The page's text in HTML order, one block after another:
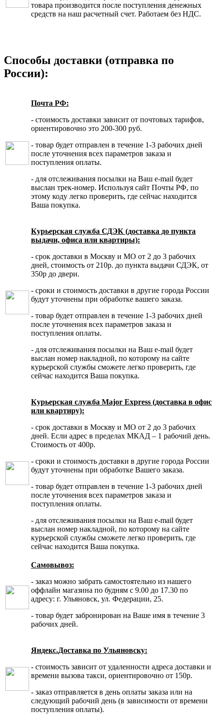
товара производится после поступления денежных
средств на наш расчетный счет. Работаем без НДС.
Способы доставки (отправка по
России):
Почта РФ:
- стоимость доставки зависит от почтовых тарифов,
ориентировочно это 200-300 руб.
- товар будет отправлен в течение 1-3 рабочих дней
после уточнения всех параметров заказа и
поступления оплаты.
- для отслеживания посылки на Ваш e-mail будет
выслан трек-номер. Используя сайт Почты РФ, по
этому коду легко проверить, где сейчас находится
Ваша покупка.
Курьерская служба СДЭК (доставка до пункта
выдачи, офиса или квартиры):
- срок доставки в Москву и МО от 2 до 3 рабочих
дней, стоимость от 210р. до пункта выдачи СДЭК, от
350р до двери.
- сроки и стоимость доставки в другие города России
будут уточнены при обработке вашего заказа.
- товар будет отправлен в течение 1-3 рабочих дней
после уточнения всех параметров заказа и
поступления оплаты.
- для отслеживания посылки на Ваш e-mail будет
выслан номер накладной, по которому на сайте
курьерской службы сможете легко проверить, где
сейчас находится Ваша покупка.
Курьерская служба Major Express (доставка в офис
или квартиру):
- срок доставки в Москву и МО от 2 до 3 рабочих
дней. Если адрес в пределах МКАД – 1 рабочий день.
Стоимость от 400р.
- сроки и стоимость доставки в другие города России
будут уточнены при обработке Вашего заказа.
- товар будет отправлен в течение 1-3 рабочих дней
после уточнения всех параметров заказа и
поступления оплаты.
- для отслеживания посылки на Ваш e-mail будет
выслан номер накладной, по которому на сайте
курьерской службы сможете легко проверить, где
сейчас находится Ваша покупка.
Самовывоз:
- заказ можно забрать самостоятельно из нашего
оффлайн магазина по будням с 9.00 до 17.30 по
адресу: г. Ульяновск, ул. Федерации, 25.
- товар будет забронирован на Ваше имя в течение 3
рабочих дней.
Яндекс.Доставка по Ульяновску:
- стоимость зависит от удаленности адреса доставки и
времени вызова такси, ориентировочно от 150р.
- заказ отправляется в день оплаты заказа или на
следующий рабочий день (в зависимости от времени
поступления оплаты).